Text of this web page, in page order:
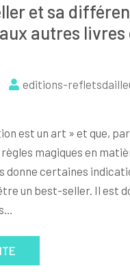
et sa
autres livres
editions-
est un art » et que,
règles magiques en
donne certaines
un best-seller. Il est